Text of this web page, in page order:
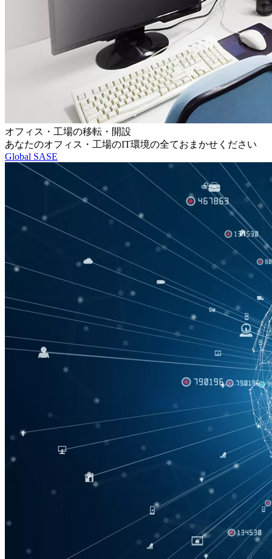
オフィス・工場の移転・開設
あなたのオフィス・工場のIT環境の全ておまかせください
Global SASE